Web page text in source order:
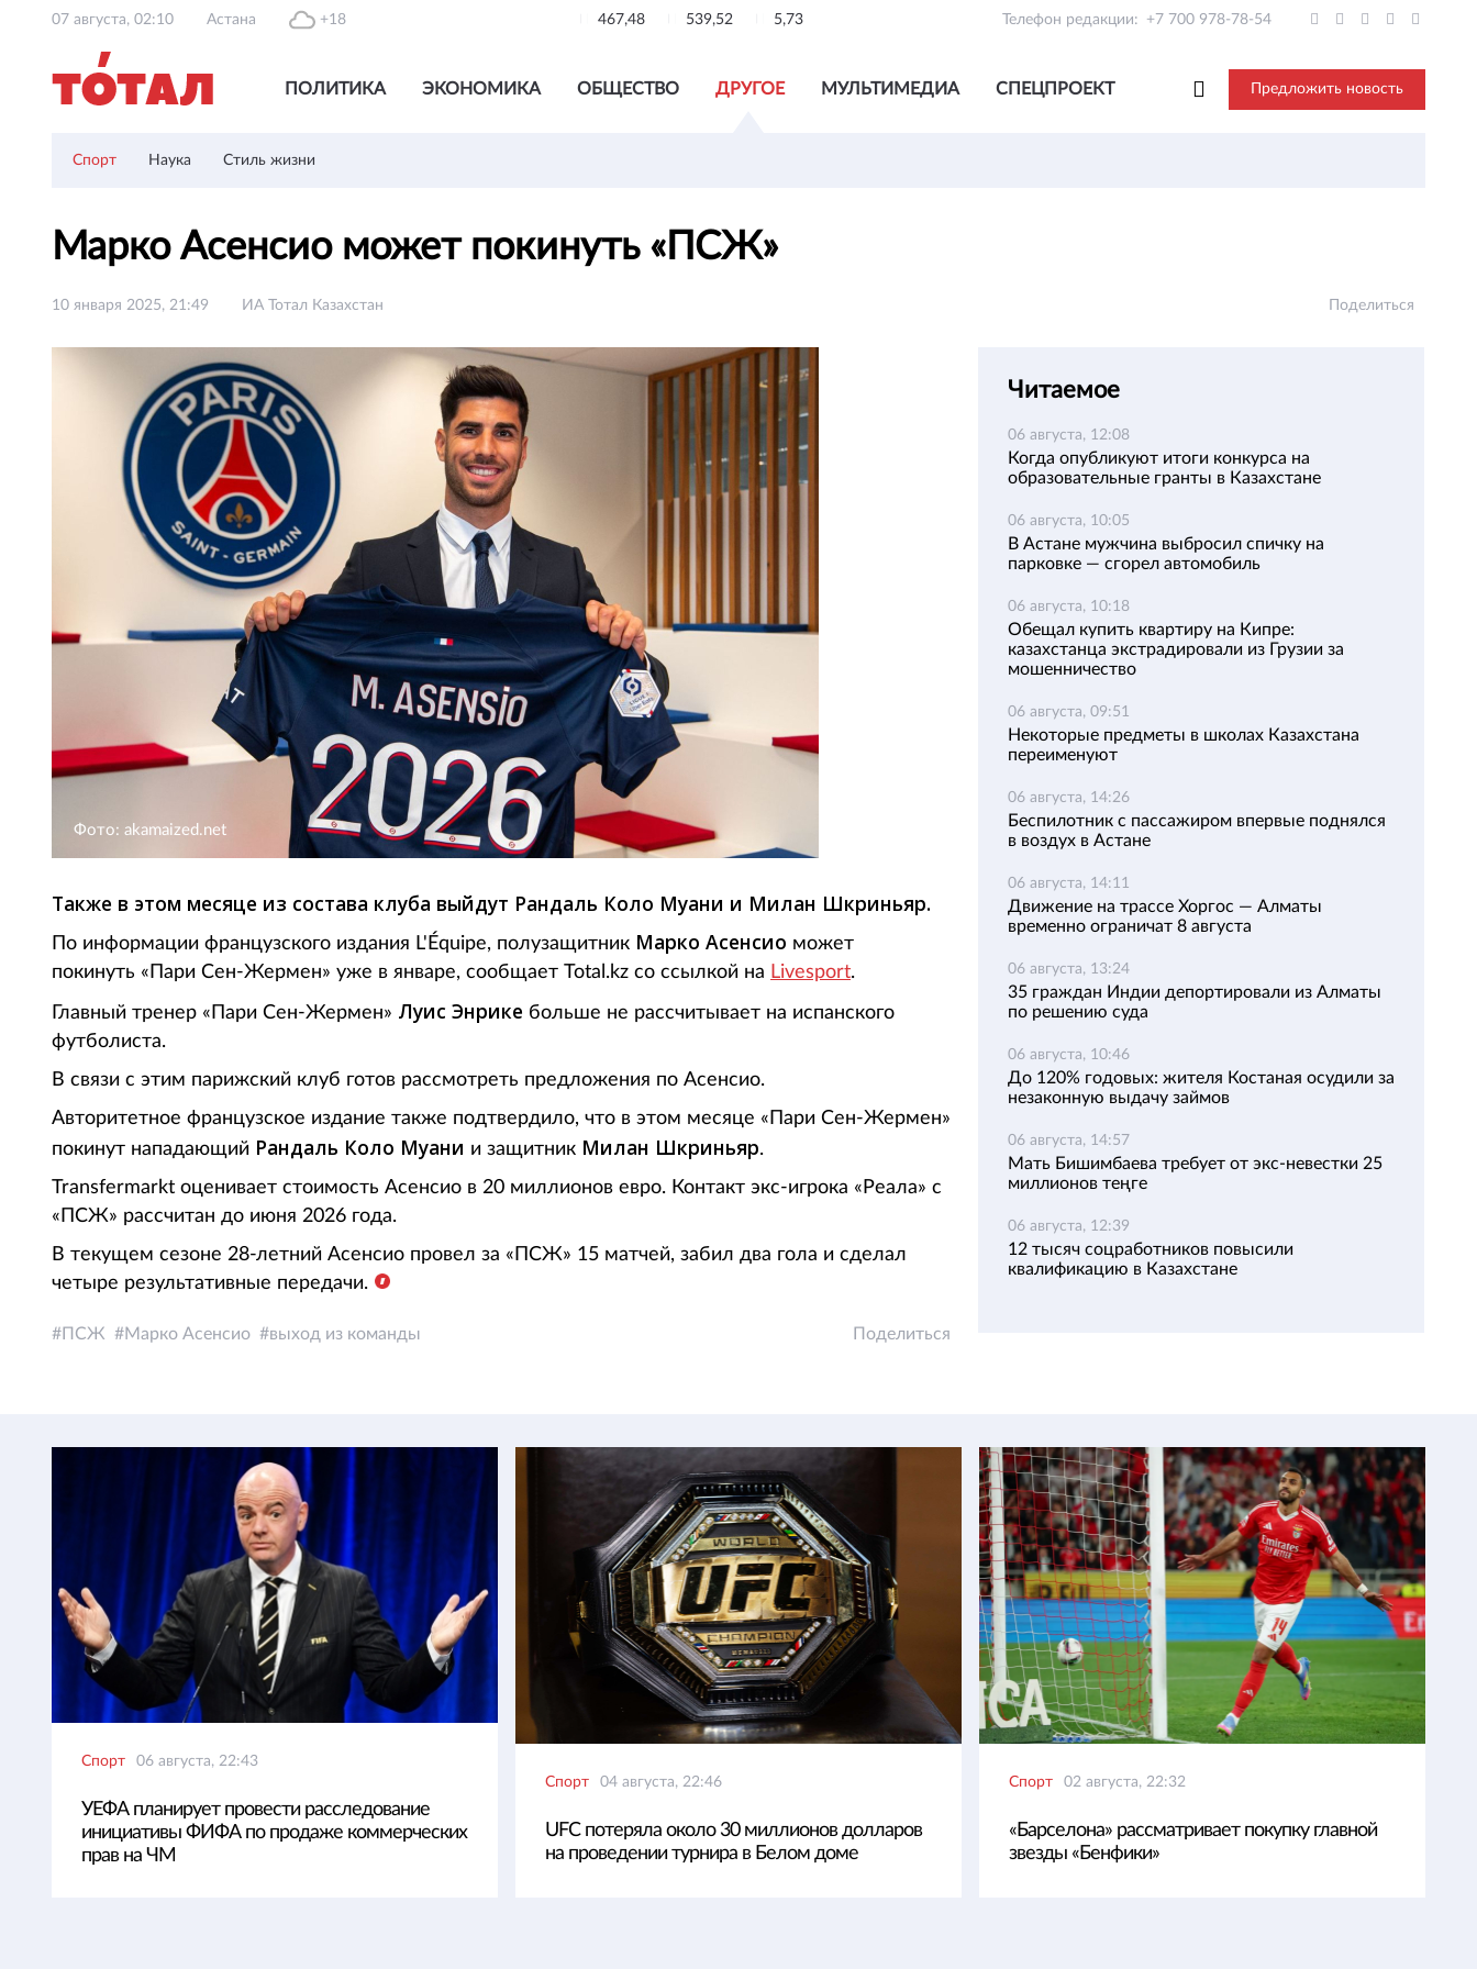
07 августа, 02:10 Астана +18 467,48 539,52 5,73 Телефон редакции: +7 700 978-78-54
ПОЛИТИКА ЭКОНОМИКА ОБЩЕСТВО ДРУГОЕ МУЛЬТИМЕДИА СПЕЦПРОЕКТ Предложить новость
Спорт Наука Стиль жизни
Марко Асенсио может покинуть «ПСЖ»
10 января 2025, 21:49 ИА Тотал Казахстан Поделиться
Фото: akamaized.net
Также в этом месяце из состава клуба выйдут Рандаль Коло Муани и Милан Шкриньяр.
По информации французского издания L'Équipe, полузащитник Марко Асенсио может
покинуть «Пари Сен-Жермен» уже в январе, сообщает Total.kz со ссылкой на Livesport.
Главный тренер «Пари Сен-Жермен» Луис Энрике больше не рассчитывает на испанского
футболиста.
В связи с этим парижский клуб готов рассмотреть предложения по Асенсио.
Авторитетное французское издание также подтвердило, что в этом месяце «Пари Сен-Жермен»
покинут нападающий Рандаль Коло Муани и защитник Милан Шкриньяр.
Transfermarkt оценивает стоимость Асенсио в 20 миллионов евро. Контакт экс-игрока «Реала» с
«ПСЖ» рассчитан до июня 2026 года.
В текущем сезоне 28-летний Асенсио провел за «ПСЖ» 15 матчей, забил два гола и сделал
четыре результативные передачи.
ПСЖ Марко Асенсио выход из команды Поделиться
Читаемое
06 августа, 12:08
Когда опубликуют итоги конкурса на
образовательные гранты в Казахстане
06 августа, 10:05
В Астане мужчина выбросил спичку на
парковке — сгорел автомобиль
06 августа, 10:18
Обещал купить квартиру на Кипре:
казахстанца экстрадировали из Грузии за
мошенничество
06 августа, 09:51
Некоторые предметы в школах Казахстана
переименуют
06 августа, 14:26
Беспилотник с пассажиром впервые поднялся
в воздух в Астане
06 августа, 14:11
Движение на трассе Хоргос — Алматы
временно ограничат 8 августа
06 августа, 13:24
35 граждан Индии депортировали из Алматы
по решению суда
06 августа, 10:46
До 120% годовых: жителя Костаная осудили за
незаконную выдачу займов
06 августа, 14:57
Мать Бишимбаева требует от экс-невестки 25
миллионов теңге
06 августа, 12:39
12 тысяч соцработников повысили
квалификацию в Казахстане
Спорт 06 августа, 22:43
УЕФА планирует провести расследование
инициативы ФИФА по продаже коммерческих
прав на ЧМ
Спорт 04 августа, 22:46
UFC потеряла около 30 миллионов долларов
на проведении турнира в Белом доме
Спорт 02 августа, 22:32
«Барселона» рассматривает покупку главной
звезды «Бенфики»